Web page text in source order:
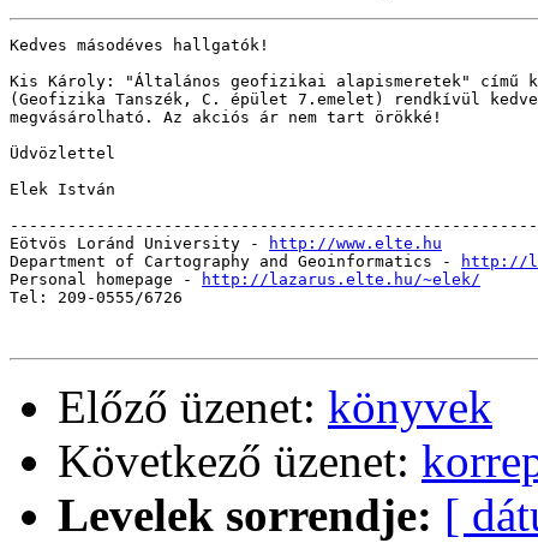
Kedves másodéves hallgatók!
Kis Károly: "Általános geofizikai alapismeretek" című
(Geofizika Tanszék, C. épület 7.emelet) rendkívül
megvásárolható. Az akciós ár nem tart örökké!
Üdvözlettel
Elek István
Eötvös Loránd University -
http://www.elte.hu
Department of Cartography and Geoinformatics -
http://
Personal homepage -
http://lazarus.elte.hu/~elek/
Tel: 209-0555/6726
Előző üzenet: könyvek
Következő üzenet:
Levelek sorrendje: [